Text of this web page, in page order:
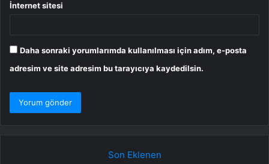
İnternet sitesi
Daha sonraki yorumlarımda kullanılması için adım, e-posta
adresim ve site adresim bu tarayıcıya kaydedilsin.
Son Eklenen